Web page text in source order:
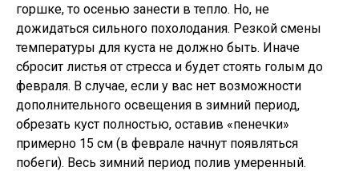
горшке, то осенью занести в тепло. Но, не
дожидаться сильного похолодания. Резкой смены
температуры для куста не должно быть. Иначе
сбросит листья от стресса и будет стоять голым до
февраля. В случае, если у вас нет возможности
дополнительного освещения в зимний период,
обрезать куст полностью, оставив «пенечки»
примерно 15 см (в феврале начнут появляться
побеги). Весь зимний период полив умеренный.